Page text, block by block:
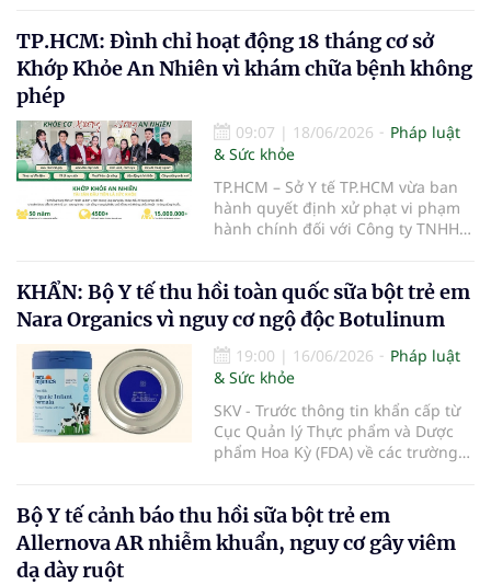
khoán.
TP.HCM: Đình chỉ hoạt động 18 tháng cơ sở
Khớp Khỏe An Nhiên vì khám chữa bệnh không
phép
09:07 | 18/06/2026
Pháp luật
& Sức khỏe
TP.HCM – Sở Y tế TP.HCM vừa ban
hành quyết định xử phạt vi phạm
hành chính đối với Công ty TNHH
vụ khám bệnh, chữa bệnh khi chưa
được cấp giấy phép hoạt động
theo quy định của pháp luật.
KHẨN: Bộ Y tế thu hồi toàn quốc sữa bột trẻ em
Nara Organics vì nguy cơ ngộ độc Botulinum
19:00 | 16/06/2026
Pháp luật
& Sức khỏe
SKV - Trước thông tin khẩn cấp từ
Cục Quản lý Thực phẩm và Dược
phẩm Hoa Kỳ (FDA) về các trường
toàn thực phẩm (Bộ Y tế) đã liên
tiếp ban hành các công văn hỏa
tốc yêu cầu rà soát, thu hồi triệt để
Bộ Y tế cảnh báo thu hồi sữa bột trẻ em
Allernova AR nhiễm khuẩn, nguy cơ gây viêm
dạ dày ruột